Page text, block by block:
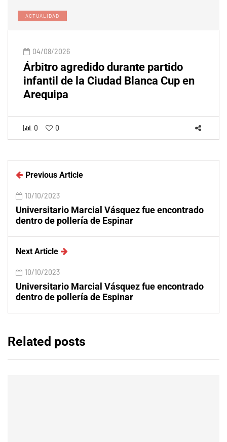
ACTUALIDAD
04/08/2026
Árbitro agredido durante partido
infantil de la Ciudad Blanca Cup en
Arequipa
0 0
Previous Article
10/10/2023
Universitario Marcial Vásquez fue encontrado
dentro de pollería de Espinar
Next Article
10/10/2023
Universitario Marcial Vásquez fue encontrado
dentro de pollería de Espinar
Related posts